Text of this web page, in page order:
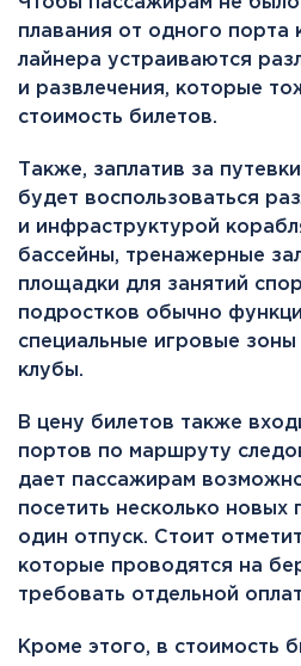
плавания от одного порта
лайнера устраиваются
и развлечения, которые
стоимость билетов.
Также, заплатив за
будет воспользоваться
и инфраструктурой
бассейны, тренажерные
площадки для занятий
подростков обычно
специальные игровые зоны
клубы.
В цену билетов также
портов по маршруту
дает пассажирам
посетить несколько новых
один отпуск. Стоит
которые проводятся на
требовать отдельной
Кроме этого, в стоимость